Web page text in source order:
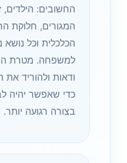
החשובים: הילדים,
המגורים, חלוקת
הכלכלית וכל נושא
למשפחה. מטרת
ודאות ולהוריד
כדי שאפשר יהיה
בצורה רגועה יותר.